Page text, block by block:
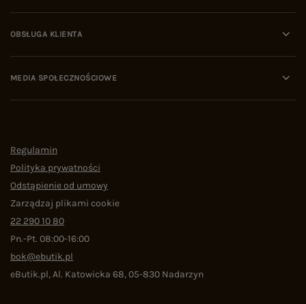
OBSŁUGA KLIENTA
MEDIA SPOŁECZNOŚCIOWE
Regulamin
Polityka prywatności
Odstąpienie od umowy
Zarządzaj plikami cookie
22 290 10 80
Pn.-Pt. 08:00-16:00
bok@ebutik.pl
eButik.pl,Al. Katowicka 68,05-830 Nadarzyn